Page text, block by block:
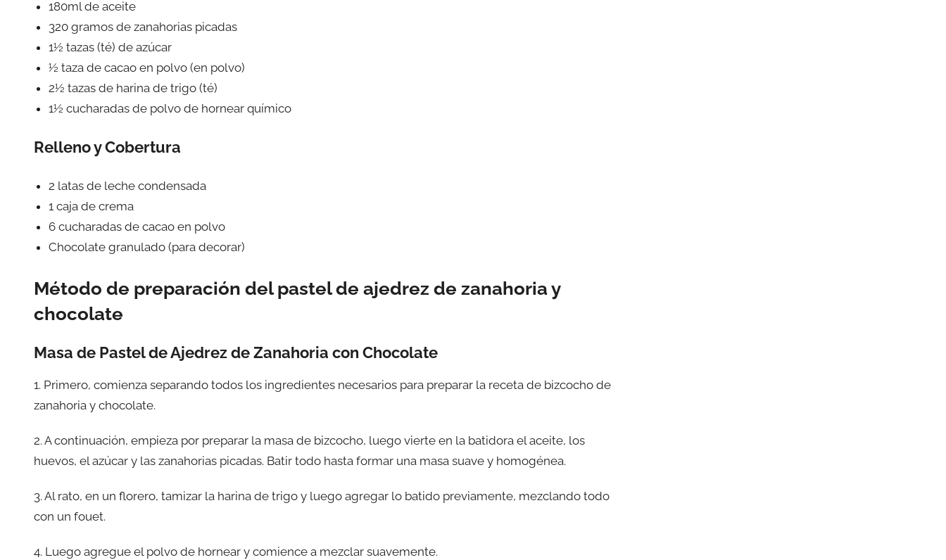
180ml de aceite
320 gramos de zanahorias picadas
1½ tazas (té) de azúcar
½ taza de cacao en polvo (en polvo)
2½ tazas de harina de trigo (té)
1½ cucharadas de polvo de hornear químico
Relleno y Cobertura
2 latas de leche condensada
1 caja de crema
6 cucharadas de cacao en polvo
Chocolate granulado (para decorar)
Método de preparación del pastel de ajedrez de zanahoria y
chocolate
Masa de Pastel de Ajedrez de Zanahoria con Chocolate
1. Primero, comienza separando todos los ingredientes necesarios para preparar la receta de bizcocho de
zanahoria y chocolate.
2. A continuación, empieza por preparar la masa de bizcocho, luego vierte en la batidora el aceite, los
huevos, el azúcar y las zanahorias picadas. Batir todo hasta formar una masa suave y homogénea.
3. Al rato, en un florero, tamizar la harina de trigo y luego agregar lo batido previamente, mezclando todo
con un fouet.
4. Luego agregue el polvo de hornear y comience a mezclar suavemente.